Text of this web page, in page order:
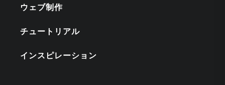
ウェブ制作
チュートリアル
インスピレーション